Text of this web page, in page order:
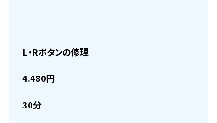
L・Rボタンの修理
4.480円
30分